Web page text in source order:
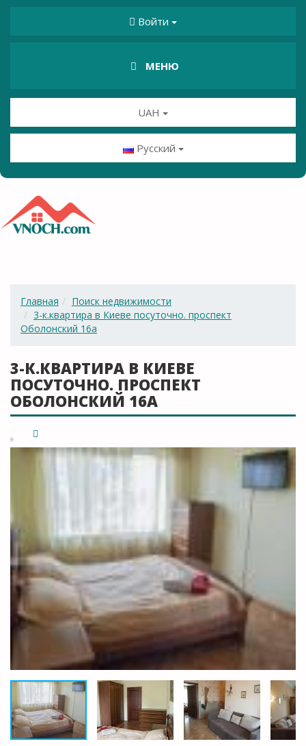
Войти
МЕНЮ
UAH
Русский
Главная
Поиск недвижимости
3-к.квартира в Киеве посуточно. проспект
Оболонский 16а
3-К.КВАРТИРА В КИЕВЕ
ПОСУТОЧНО. ПРОСПЕКТ
ОБОЛОНСКИЙ 16А